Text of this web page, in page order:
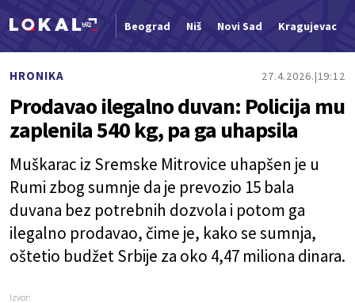
Beograd Niš Novi Sad Kragujevac
HRONIKA 27.4.2026. 19:12
Prodavao ilegalno duvan: Policija mu
zaplenila 540 kg, pa ga uhapsila
Muškarac iz Sremske Mitrovice uhapšen je u
Rumi zbog sumnje da je prevozio 15 bala
duvana bez potrebnih dozvola i potom ga
ilegalno prodavao, čime je, kako se sumnja,
oštetio budžet Srbije za oko 4,47 miliona dinara.
Izvor: